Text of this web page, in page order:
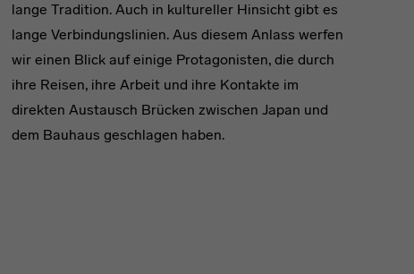
lange Tradition. Auch in kultureller Hinsicht gibt es
lange Verbindungslinien. Aus diesem Anlass werfen
wir einen Blick auf einige Protagonisten, die durch
ihre Reisen, ihre Arbeit und ihre Kontakte im
direkten Austausch Brücken zwischen Japan und
dem Bauhaus geschlagen haben.